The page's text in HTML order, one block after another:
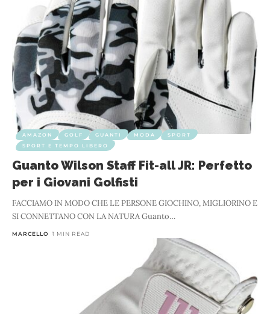
AMAZON GOLF GUANTI MODA
SPORT
SPORT E TEMPO LIBERO
Guanto Wilson Staff Fit-all JR: Perfetto
per i Giovani Golfisti
FACCIAMO IN MODO CHE LE PERSONE GIOCHINO, MIGLIORINO E
SI CONNETTANO CON LA NATURA Guanto…
MARCELLO 1 MIN READ